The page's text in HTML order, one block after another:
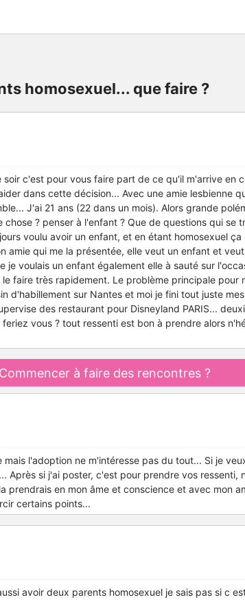
homosexuel... que faire ?
soir c'est pour vous faire part de ce qu'il m'arrive en
dans cette décision... Avec une amie lesbienne
J'ai 21 ans (22 dans un mois). Alors grande
chose ? penser à l'enfant ? Que de questions qui se
voulu avoir un enfant, et en étant homosexuel
amie qui me la présentée, elle veut un enfant et
je voulais un enfant également elle à sauté sur
faire très rapidement. Le problème principale pour
d'habillement sur Nantes et moi je fini tout juste
des restaurant pour Disneyland PARIS...
vous ? tout ressenti est bon à prendre alors
Commencer à faire des rencontres ?
l'adoption ne m'intéresse pas du tout... Si je
Après si j'ai poster, c'est pour prendre vos ressenti,
prendrais en mon âme et conscience et avec mon
certains points...
avoir deux parents homosexuel je sais pas si c